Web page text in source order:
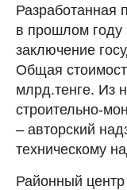
Разработанная
в прошлом году
заключение
Общая
млрд.тенге. Из
строительно-
– авторский
техническому
Районный